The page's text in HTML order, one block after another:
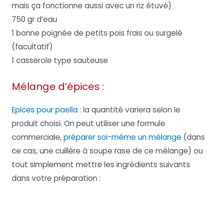
mais ça fonctionne aussi avec un riz étuvé)
750 gr d’eau
1 bonne poignée de petits pois frais ou surgelé
(facultatif)
1 casserole type sauteuse
Mélange d’épices :
Epices pour paella: la quantité variera selon le
produit choisi. On peut utiliser une formule
commerciale,préparer soi-même un mélange(dans
ce cas, une cuillère à soupe rase de ce mélange) ou
tout simplement mettre les ingrédients suivants
dans votre préparation :